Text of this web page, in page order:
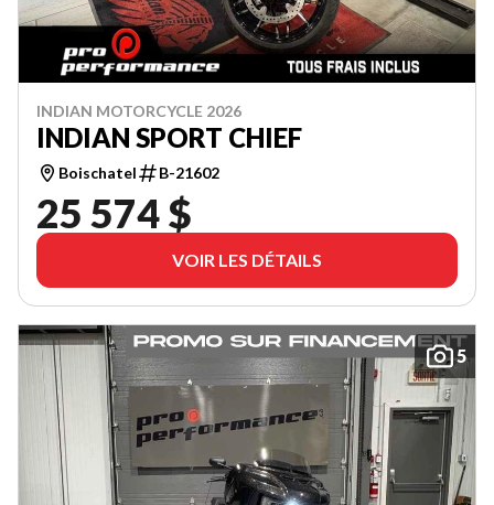
INDIAN MOTORCYCLE 2026
INDIAN SPORT CHIEF
Boischatel B-21602
25 574 $
VOIR LES DÉTAILS
5